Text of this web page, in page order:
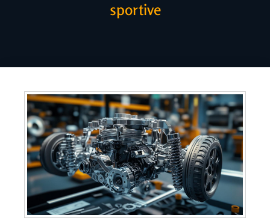
sportive